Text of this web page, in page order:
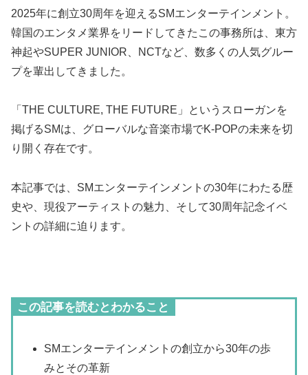
2025年に創立30周年を迎えるSMエンターテインメント。
韓国のエンタメ業界をリードしてきたこの事務所は、東方
神起やSUPER JUNIOR、NCTなど、数多くの人気グルー
プを輩出してきました。
「THE CULTURE, THE FUTURE」というスローガンを
掲げるSMは、グローバルな音楽市場でK-POPの未来を切
り開く存在です。
本記事では、SMエンターテインメントの30年にわたる歴
史や、現役アーティストの魅力、そして30周年記念イベ
ントの詳細に迫ります。
この記事を読むとわかること
SMエンターテインメントの創立から30年の歩
みとその革新